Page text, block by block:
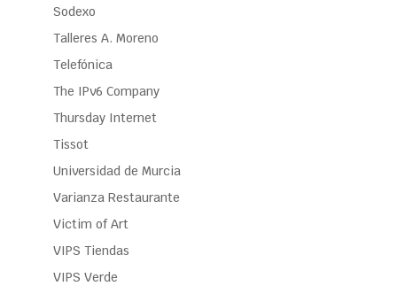
Sodexo
Talleres A. Moreno
Telefónica
The IPv6 Company
Thursday Internet
Tissot
Universidad de Murcia
Varianza Restaurante
Victim of Art
VIPS Tiendas
VIPS Verde